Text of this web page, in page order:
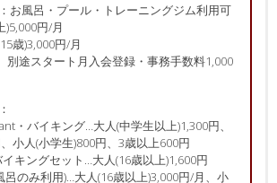
お風呂・プール・トレーニングジム利用可
円/月
歳)3,000円/月
途スタート月入会登録・事務手数料1,000
・バイキング…大人(中学生以上)1,300円、
小人(小学生)800円、3歳以上600円
キングセット…大人(16歳以上)1,600円
呂のみ利用)…大人(16歳以上)3,000円/月、小